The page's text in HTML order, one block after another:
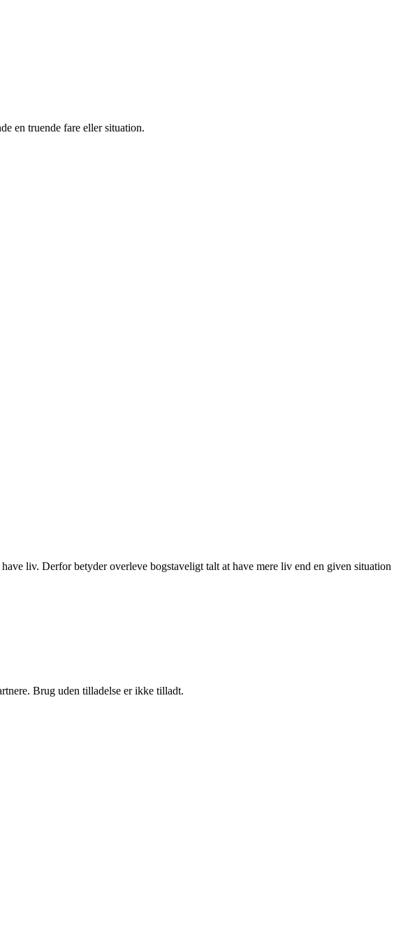
en truende fare eller situation.
liv. Derfor betyder overleve bogstaveligt talt at have mere liv end en given situation
Brug uden tilladelse er ikke tilladt.